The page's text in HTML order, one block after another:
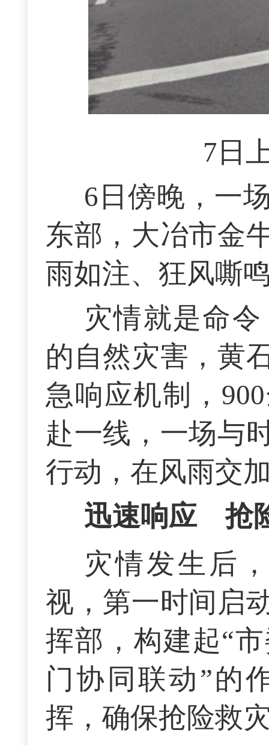
7日
6日傍晚，一
东部，大冶市金
雨如注、狂风嘶
灾情就是命
的自然灾害，黄
急响应机制，
赴一线，一场与
行动，在风雨交
迅速响应 抢
灾情发生后
视，第一时间启
挥部，构建起“
门协同联动”的
挥，确保抢险救